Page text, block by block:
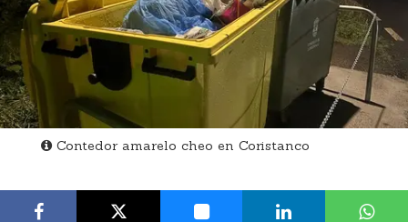
Contedor amarelo cheo en Coristanco